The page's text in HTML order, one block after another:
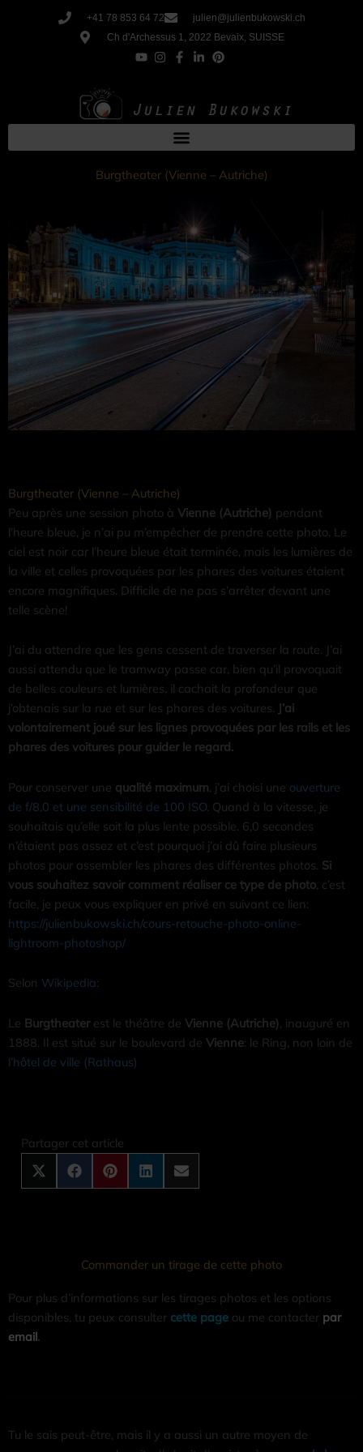
+41 78 853 64 72
julien@julienbukowski.ch
Ch d'Archessus 1, 2022 Bevaix, SUISSE
Burgtheater (Vienne – Autriche)
Burgtheater (Vienne – Autriche)
Peu après une session photo à Vienne (Autriche) pendant
l’heure bleue, je n’ai pu m’empêcher de prendre cette photo. Le
ciel est noir car l’heure bleue était terminée, mais les lumières de
la ville et celles provoquées par les phares des voitures étaient
encore magnifiques. Difficile de ne pas s’arrêter devant une
telle scène!
J’ai du attendre que les gens cessent de traverser la route. J’ai
aussi attendu que le tramway passe car, bien qu’il provoquait
de belles couleurs et lumières, il cachait la profondeur que
j’obtenais sur la rue et sur les phares des voitures. J’ai
volontairement joué sur les lignes provoquées par les rails et les
phares des voitures pour guider le regard.
Pour conserver une qualité maximum, j’ai choisi une ouverture
de f/8,0 et une sensibilité de 100 ISO. Quand à la vitesse, je
souhaitais qu’elle soit la plus lente possible. 6,0 secondes
n’étaient pas assez et c’est pourquoi j’ai dû faire plusieurs
photos pour assembler les phares des différentes photos. Si
vous souhaitez savoir comment réaliser ce type de photo, c’est
facile, je peux vous expliquer en privé en suivant ce lien:
https://julienbukowski.ch/cours-retouche-photo-online-
lightroom-photoshop/
Selon Wikipedia:
Le Burgtheater est le théâtre de Vienne (Autriche), inauguré en
1888. Il est situé sur le boulevard de Vienne: le Ring, non loin de
l’hôtel de ville (Rathaus)
Partager cet article
(Twitter)
FacebookPinterest
Commander un tirage de cette photo
Pour plus d’informations sur les tirages photos et les options
disponibles, tu peux consulter cette page ou me contacter par
email.
Tu le sais peut-être, mais il y a aussi un autre moyen de